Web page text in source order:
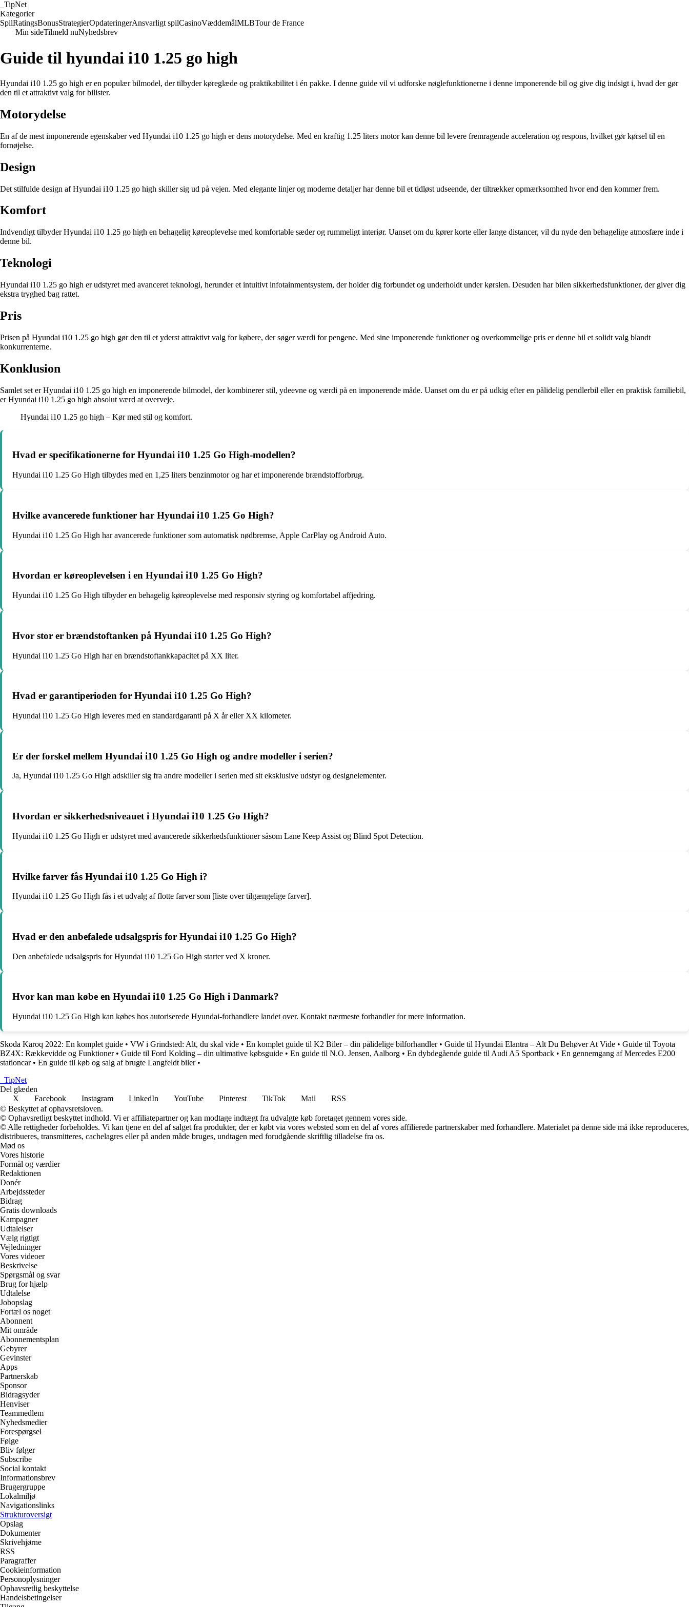
TipNet
Kategorier
SpilRatingsBonusStrategierOpdateringerAnsvarligt spilCasinoVæddemålMLBTour de France
Min sideTilmeld nuNyhedsbrev
Guide til hyundai i10 1.25 go high
Hyundai i10 1.25 go high er en populær bilmodel, der tilbyder køreglæde og praktikabilitet i én pakke. I denne guide vil vi udforske nøglefunktionerne i denne imponerende bil og give dig indsigt i, hvad der gør
den til et attraktivt valg for bilister.
Motorydelse
En af de mest imponerende egenskaber ved Hyundai i10 1.25 go high er dens motorydelse. Med en kraftig 1.25 liters motor kan denne bil levere fremragende acceleration og respons, hvilket gør kørsel til en
fornøjelse.
Design
Det stilfulde design af Hyundai i10 1.25 go high skiller sig ud på vejen. Med elegante linjer og moderne detaljer har denne bil et tidløst udseende, der tiltrækker opmærksomhed hvor end den kommer frem.
Komfort
Indvendigt tilbyder Hyundai i10 1.25 go high en behagelig køreoplevelse med komfortable sæder og rummeligt interiør. Uanset om du kører korte eller lange distancer, vil du nyde den behagelige atmosfære inde i
denne bil.
Teknologi
Hyundai i10 1.25 go high er udstyret med avanceret teknologi, herunder et intuitivt infotainmentsystem, der holder dig forbundet og underholdt under kørslen. Desuden har bilen sikkerhedsfunktioner, der giver dig
ekstra tryghed bag rattet.
Pris
Prisen på Hyundai i10 1.25 go high gør den til et yderst attraktivt valg for købere, der søger værdi for pengene. Med sine imponerende funktioner og overkommelige pris er denne bil et solidt valg blandt
konkurrenterne.
Konklusion
Samlet set er Hyundai i10 1.25 go high en imponerende bilmodel, der kombinerer stil, ydeevne og værdi på en imponerende måde. Uanset om du er på udkig efter en pålidelig pendlerbil eller en praktisk familiebil,
er Hyundai i10 1.25 go high absolut værd at overveje.
Hyundai i10 1.25 go high – Kør med stil og komfort.
Hvad er specifikationerne for Hyundai i10 1.25 Go High-modellen?
Hyundai i10 1.25 Go High tilbydes med en 1,25 liters benzinmotor og har et imponerende brændstofforbrug.
Hvilke avancerede funktioner har Hyundai i10 1.25 Go High?
Hyundai i10 1.25 Go High har avancerede funktioner som automatisk nødbremse, Apple CarPlay og Android Auto.
Hvordan er køreoplevelsen i en Hyundai i10 1.25 Go High?
Hyundai i10 1.25 Go High tilbyder en behagelig køreoplevelse med responsiv styring og komfortabel affjedring.
Hvor stor er brændstoftanken på Hyundai i10 1.25 Go High?
Hyundai i10 1.25 Go High har en brændstoftankkapacitet på XX liter.
Hvad er garantiperioden for Hyundai i10 1.25 Go High?
Hyundai i10 1.25 Go High leveres med en standardgaranti på X år eller XX kilometer.
Er der forskel mellem Hyundai i10 1.25 Go High og andre modeller i serien?
Ja, Hyundai i10 1.25 Go High adskiller sig fra andre modeller i serien med sit eksklusive udstyr og designelementer.
Hvordan er sikkerhedsniveauet i Hyundai i10 1.25 Go High?
Hyundai i10 1.25 Go High er udstyret med avancerede sikkerhedsfunktioner såsom Lane Keep Assist og Blind Spot Detection.
Hvilke farver fås Hyundai i10 1.25 Go High i?
Hyundai i10 1.25 Go High fås i et udvalg af flotte farver som [liste over tilgængelige farver].
Hvad er den anbefalede udsalgspris for Hyundai i10 1.25 Go High?
Den anbefalede udsalgspris for Hyundai i10 1.25 Go High starter ved X kroner.
Hvor kan man købe en Hyundai i10 1.25 Go High i Danmark?
Hyundai i10 1.25 Go High kan købes hos autoriserede Hyundai-forhandlere landet over. Kontakt nærmeste forhandler for mere information.
Skoda Karoq 2022: En komplet guide • VW i Grindsted: Alt, du skal vide • En komplet guide til K2 Biler – din pålidelige bilforhandler• Guide til Hyundai Elantra – Alt Du Behøver At Vide • Guide til Toyota
BZ4X: Rækkevidde og Funktioner• Guide til Ford Kolding – din ultimative købsguide • En guide til N.O. Jensen, Aalborg • En dybdegående guide til Audi A5 Sportback • En gennemgang af Mercedes E200
stationcar• En guide til køb og salg af brugte Langfeldt biler•
TipNet
Del glæden
X
Facebook Instagram LinkedIn YouTube Pinterest TikTok Mail
RSS
© Beskyttet af ophavsretsloven.
© Ophavsretligt beskyttet indhold. Vi er affiliatepartner og kan modtage indtægt fra udvalgte køb foretaget gennem vores side.
© Alle rettigheder forbeholdes. Vi kan tjene en del af salget fra produkter, der er købt via vores websted som en del af vores affilierede partnerskaber med forhandlere. Materialet på denne side må ikke reproduceres,
distribueres, transmitteres, cachelagres eller på anden måde bruges, undtagen med forudgående skriftlig tilladelse fra os.
Mød os
Vores historie
Formål og værdier
Redaktionen
Donér
Arbejdssteder
Bidrag
Gratis downloads
Kampagner
Udtalelser
Vælg rigtigt
Vejledninger
Vores videoer
Beskrivelse
Spørgsmål og svar
Brug for hjælp
Udtalelse
Jobopslag
Fortæl os noget
Abonnent
Mit område
Abonnementsplan
Gebyrer
Gevinster
Apps
Partnerskab
Sponsor
Bidragsyder
Henviser
Teammedlem
Nyhedsmedier
Forespørgsel
Følge
Bliv følger
Subscribe
Social kontakt
Informationsbrev
Brugergruppe
Lokalmiljø
Navigationslinks
Strukturoversigt
Opslag
Dokumenter
Skrivehjørne
RSS
Paragraffer
Cookieinformation
Personoplysninger
Ophavsretlig beskyttelse
Handelsbetingelser